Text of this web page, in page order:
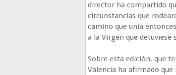
director ha compartido
circunstancias que
camino que unía
a la Virgen que detuviese
Sobre esta edición, que
Valencia ha afirmado